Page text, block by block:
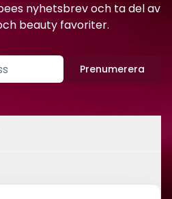
nyhetsbrev och ta del av
beauty favoriter.
Prenumerera